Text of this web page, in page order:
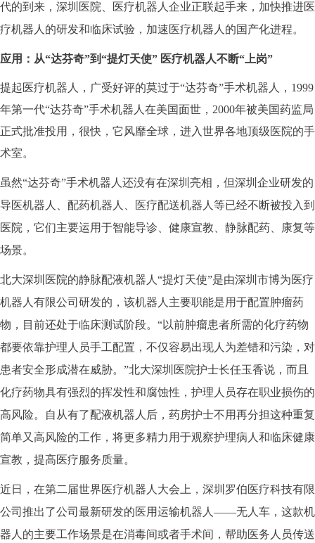
代的到来，深圳医院、医疗机器人企业正联起手来，加快推进医
疗机器人的研发和临床试验，加速医疗机器人的国产化进程。
应用： 从“达芬奇”到“提灯天使” 医疗机器人不断“上岗”
提起医疗机器人，广受好评的莫过于“达芬奇”手术机器人，1999
年第一代“达芬奇”手术机器人在美国面世，2000年被美国药监局
正式批准投用，很快，它风靡全球，进入世界各地顶级医院的手
术室。
虽然“达芬奇”手术机器人还没有在深圳亮相，但深圳企业研发的
导医机器人、配药机器人、医疗配送机器人等已经不断被投入到
医院，它们主要运用于智能导诊、健康宣教、静脉配药、康复等
场景。
北大深圳医院的静脉配液机器人“提灯天使”是由深圳市博为医疗
机器人有限公司研发的，该机器人主要职能是用于配置肿瘤药
物，目前还处于临床测试阶段。“以前肿瘤患者所需的化疗药物
都要依靠护理人员手工配置，不仅容易出现人为差错和污染，对
患者安全形成潜在威胁。”北大深圳医院护士长任玉香说，而且
化疗药物具有强烈的挥发性和腐蚀性，护理人员存在职业损伤的
高风险。自从有了配液机器人后，药房护士不用再分担这种重复
简单又高风险的工作，将更多精力用于观察护理病人和临床健康
宣教，提高医疗服务质量。
近日，在第二届世界医疗机器人大会上，深圳罗伯医疗科技有限
公司推出了公司最新研发的医用运输机器人——无人车，这款机
器人的主要工作场景是在消毒间或者手术间，帮助医务人员传送